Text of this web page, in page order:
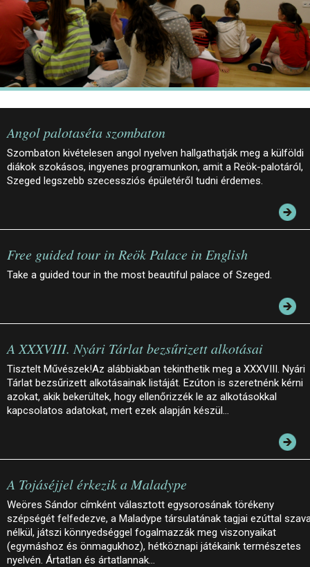
Angol palotaséta szombaton
Szombaton kivételesen angol nyelven hallgathatják meg a külföldi
diákok szokásos, ingyenes programunkon, amit a Reök-palotáról,
Szeged legszebb szecessziós épületéről tudni érdemes.
Free guided tour in Reök Palace in English
Take a guided tour in the most beautiful palace of Szeged.
A XXXVIII. Nyári Tárlat bezsűrizett alkotásai
Tisztelt Művészek!Az alábbiakban tekinthetik meg a XXXVIII. Nyári
Tárlat bezsűrizett alkotásainak listáját. Ezúton is szeretnénk kérni
azokat, akik bekerültek, hogy ellenőrizzék le az alkotásokkal
kapcsolatos adatokat, mert ezek alapján készül…
A Tojáséjjel érkezik a Maladype
Weöres Sándor címként választott egysorosának törékeny
szépségét felfedezve, a Maladype társulatának tagjai ezúttal
nélkül, játszi könnyedséggel fogalmazzák meg viszonyaikat
(egymáshoz és önmagukhoz), hétköznapi játékaink természetes
nyelvén. Ártatlan és ártatlannak…